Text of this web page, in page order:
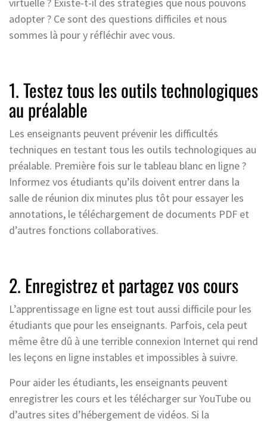
adopter ? Ce sont des questions difficiles et nous
sommes là pour y réfléchir avec vous.
1. Testez tous les outils technologiques
au préalable
Les enseignants peuvent prévenir les difficultés
techniques en testant tous les outils technologiques au
préalable. Première fois sur le tableau blanc en ligne ?
Informez vos étudiants qu’ils doivent entrer dans la
salle de réunion dix minutes plus tôt pour essayer les
annotations, le téléchargement de documents PDF et
d’autres fonctions collaboratives.
2. Enregistrez et partagez vos cours
L’apprentissage en ligne est tout aussi difficile pour les
étudiants que pour les enseignants. Parfois, cela peut
même être dû à une terrible connexion Internet qui rend
les leçons en ligne instables et impossibles à suivre.
Pour aider les étudiants, les enseignants peuvent
enregistrer les cours et les télécharger sur YouTube ou
d’autres sites d’hébergement de vidéos. Si la